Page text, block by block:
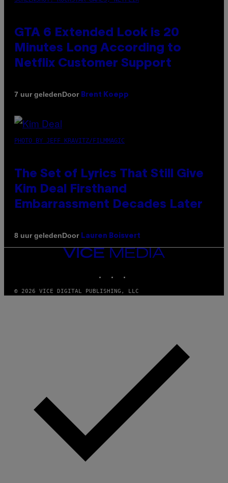
GTA 6 Extended Look is 20
Minutes Long According to
Netflix Customer Support
7 uur geledenDoor Brent Koepp
PHOTO BY JEFF KRAVITZ/FILMMAGIC
The Set of Lyrics That Still Give
Kim Deal Firsthand
Embarrassment Decades Later
8 uur geledenDoor Lauren Boisvert
VICE
MEDIA
© 2026 VICE DIGITAL PUBLISHING, LLC